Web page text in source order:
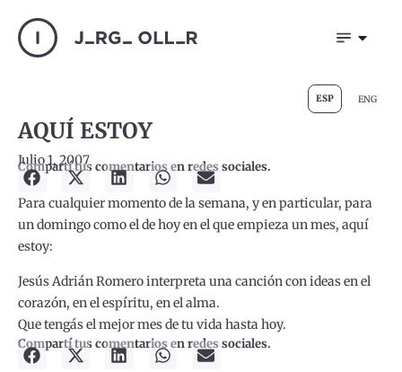
ESP ENG
AQUÍ ESTOY
Julio 1, 2007
Compartí tus comentarios en redes sociales.
Para cualquier momento de la semana, y en particular, para
un domingo como el de hoy en el que empieza un mes, aquí
estoy:
Jesús Adrián Romero interpreta una canción con ideas en el
corazón, en el espíritu, en el alma.
Que tengás el mejor mes de tu vida hasta hoy.
Compartí tus comentarios en redes sociales.